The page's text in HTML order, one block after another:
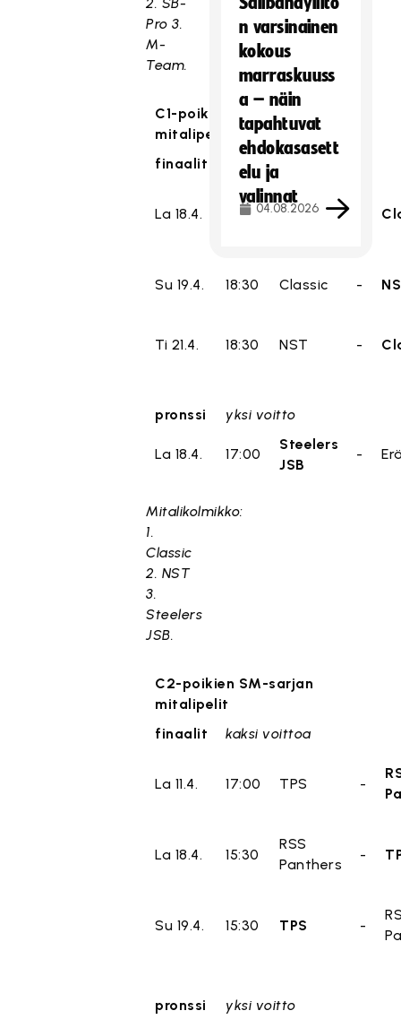
Pro 3.
M-
Team.
C1-poikien SM-sarjan
mitalipelit
finaalit
kaksi voittoa
La 18.4. 17:00 NST
Su 19.4. 18:30 Classic -
Ti 21.4. 18:30 NST -
pronssi yksi voitto
La 18.4. 17:00
Steelers
JSB
-
Mitalikolmikko:
1.
Classic
2. NST
3.
Steelers
JSB.
C2-poikien SM-sarjan
mitalipelit
finaalit
kaksi voittoa
La 11.4. 17:00 TPS -
La 18.4. 15:30
RSS
Panthers
-
Su 19.4. 15:30 TPS -
pronssi yksi voitto
n varsinainen
kokous
marraskuuss
a – näin
tapahtuvat
ehdokasasett
elu ja
valinnat
04.08.2026